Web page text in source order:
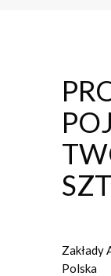
Zakłady
Polska